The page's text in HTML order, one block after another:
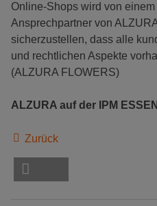
Online-Shops wird von
Ansprechpartner von
sicherzustellen, dass alle
und rechtlichen Aspekte
(ALZURA FLOWERS)
ALZURA auf der IPM
Zurück